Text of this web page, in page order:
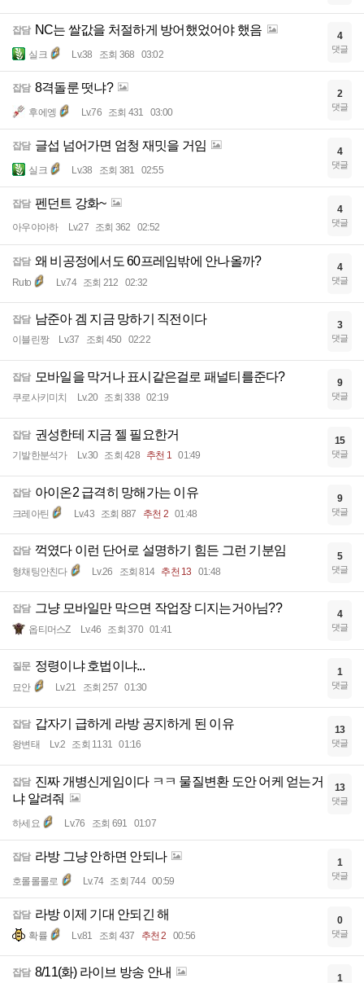
잡담 NC는 쌀값을 처절하게 방어했었어야 했음
실크 Lv.38 조회 368 03:02
4
댓글
잡담 8격돌룬 떳냐?
후에엥 Lv.76 조회 431 03:00
2
댓글
잡담 글섭 넘어가면 엄청 재밋을 거임
실크 Lv.38 조회 381 02:55
4
댓글
잡담 펜던트 강화~
아우야아하 Lv.27 조회 362 02:52
4
댓글
잡담 왜 비공정에서도 60프레임밖에 안나올까?
Ruto Lv.74 조회 212 02:32
4
댓글
잡담 남준아 겜 지금 망하기 직전이다
이블린짱 Lv.37 조회 450 02:22
3
댓글
잡담 모바일을 막거나 표시같은걸로 패널티를준다?
쿠로사키미치 Lv.20 조회 338 02:19
9
댓글
잡담 권성한테 지금 젤 필요한거
기발한분석가 Lv.30 조회 428 추천 1 01:49
15
댓글
잡담 아이온2 급격히 망해가는 이유
크레아틴 Lv.43 조회 887 추천 2 01:48
9
댓글
잡담 꺽였다 이런 단어로 설명하기 힘든 그런 기분임
형채팅안친다 Lv.26 조회 814 추천 13 01:48
5
댓글
잡담 그냥 모바일만 막으면 작업장 디지는거아님??
옵티머스Z Lv.46 조회 370 01:41
4
댓글
질문 정령이냐 호법이냐...
묘안 Lv.21 조회 257 01:30
1
댓글
잡담 갑자기 급하게 라방 공지하게 된 이유
왕변태 Lv.2 조회 1131 01:16
13
댓글
잡담 진짜 개병신게임이다 ㅋㅋ 물질변환 도안 어케 얻는거
냐 알려줘
하세요 Lv.76 조회 691 01:07
13
댓글
잡담 라방 그냥 안하면 안되나
호롤롤롤로 Lv.74 조회 744 00:59
1
댓글
잡담 라방 이제 기대 안되긴 해
확률 Lv.81 조회 437 추천 2 00:56
0
댓글
잡담 8/11(화) 라이브 방송 안내 1